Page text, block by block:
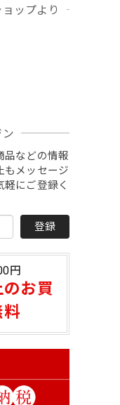
ップより
品などの情報
もメッセージ
にご登録く
登録
円
お買
料